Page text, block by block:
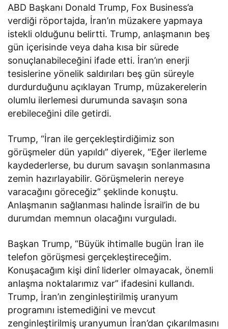
ABD Başkanı Donald Trump, Fox Business’a
verdiği röportajda, İran’ın müzakere yapmaya
istekli olduğunu belirtti. Trump, anlaşmanın beş
gün içerisinde veya daha kısa bir sürede
sonuçlanabileceğini ifade etti. İran’ın enerji
tesislerine yönelik saldırıları beş gün süreyle
durdurduğunu açıklayan Trump, müzakerelerin
olumlu ilerlemesi durumunda savaşın sona
erebileceğini dile getirdi.
Trump, “İran ile gerçekleştirdiğimiz son
görüşmeler dün yapıldı” diyerek, “Eğer ilerleme
kaydederlerse, bu durum savaşın sonlanmasına
zemin hazırlayabilir. Görüşmelerin nereye
varacağını göreceğiz” şeklinde konuştu.
Anlaşmanın sağlanması halinde İsrail’in de bu
durumdan memnun olacağını vurguladı.
Başkan Trump, “Büyük ihtimalle bugün İran ile
telefon görüşmesi gerçekleştireceğim.
Konuşacağım kişi dinî liderler olmayacak, önemli
anlaşma noktalarımız var” ifadesini kullandı.
Trump, İran’ın zenginleştirilmiş uranyum
programını istemediğini ve mevcut
zenginleştirilmiş uranyumun İran’dan çıkarılmasını